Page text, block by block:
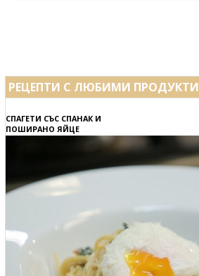
РЕЦЕПТИ С ЛЮБИМИ ПРОДУКТИ
СПАГЕТИ СЪС СПАНАК И
ПОШИРАНО ЯЙЦЕ